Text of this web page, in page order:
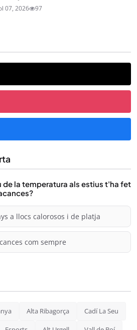
07, 2026 97
de la temperatura als estius t'ha fet
a llocs calorosos i de platja
com sempre
Alta Ribagorça Cadí La Seu